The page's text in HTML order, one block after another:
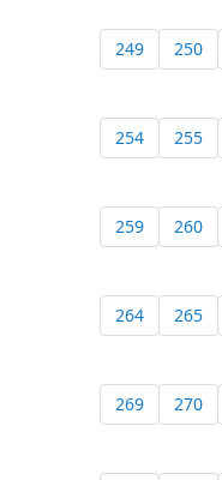
249 250
254 255
259 260
264 265
269 270